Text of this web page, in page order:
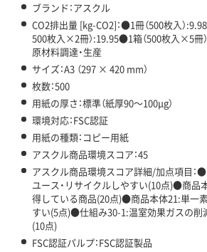
ブランド：アスクル
CO2排出量 [kg-CO2]：●1冊（500枚入）
500枚入×2冊）:19.95●1箱（500枚入×5冊
原材料調達・生産
サイズ：A3 （297 × 420 mm）
枚数：500
用紙の厚さ：標準（紙厚90～100μg）
環境対応：FSC認証
用紙の種類：コピー用紙
アスクル商品環境スコア：45
アスクル商品環境スコア詳細/加点項目：●
ユース・リサイクルしやすい(10点)●商品
得している商品(20点)●商品本体21:単一
すい(5点)●仕組み30-1:温室効果ガスの削
(10点)
FSC認証パルプ：FSC認証製品